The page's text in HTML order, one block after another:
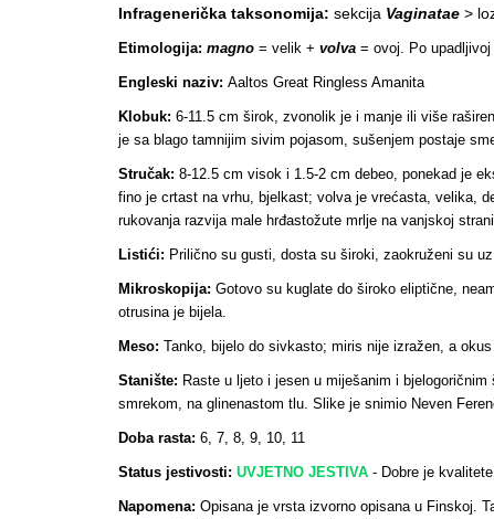
Infragenerička taksonomija: sekcija Vaginatae >
Etimologija: magno = velik + volva = ovoj. Po upadljivoj
Engleski naziv: Aaltos Great Ringless Amanita
Klobuk: 6-11.5 cm širok, zvonolik je i manje ili više
je sa blago tamnijim sivim pojasom, sušenjem postaje
Stručak: 8-12.5 cm visok i 1.5-2 cm debeo, ponekad je
fino je crtast na vrhu, bjelkast; volva je vrećasta, velika,
rukovanja razvija male hrđastožute mrlje na vanjskoj
Listići: Prilično su gusti, dosta su široki, zaokruženi su
Mikroskopija: Gotovo su kuglate do široko eliptične,
otrusina je bijela.
Meso: Tanko, bijelo do sivkasto; miris nije izražen, a okus
Stanište: Raste u ljeto i jesen u miješanim i
smrekom, na glinenastom tlu. Slike je snimio Neven
Doba rasta: 6, 7, 8, 9, 10, 11
Status jestivosti: UVJETNO JESTIVA - Dobre je
Napomena: Opisana je vrsta izvorno opisana u Finskoj.